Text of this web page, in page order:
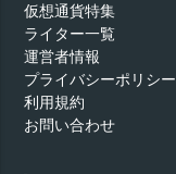
仮想通貨特集
ライター一覧
運営者情報
プライバシーポリシー
利用規約
お問い合わせ